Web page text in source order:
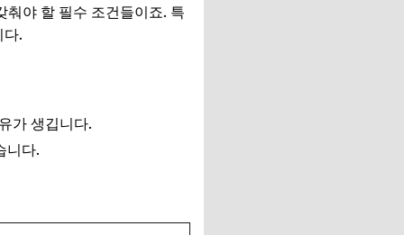
춰야 할 필수 조건들이죠. 특
다.
가 생깁니다.
니다.